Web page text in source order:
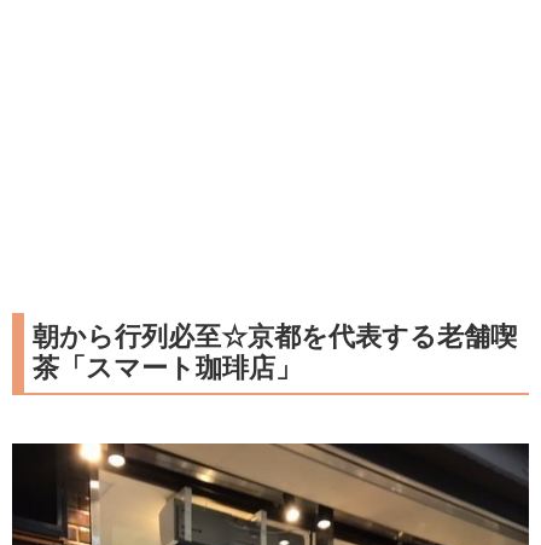
朝から行列必至☆京都を代表する老舗喫
茶「スマート珈琲店」